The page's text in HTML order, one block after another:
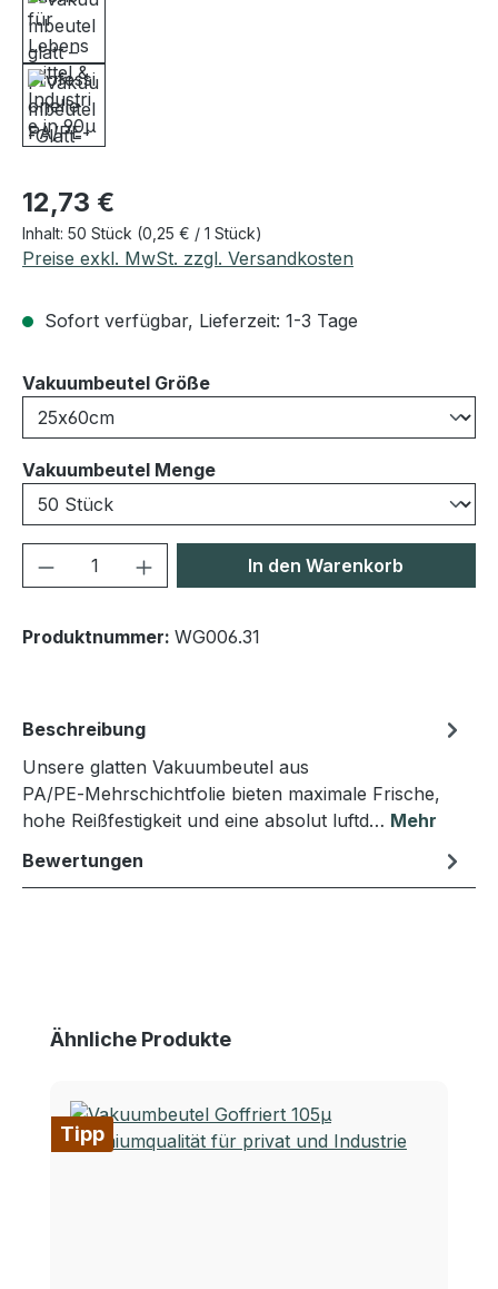
Regulärer Preis:
12,73 €
Inhalt: 50 Stück (0,25 € / 1 Stück)
Preise exkl. MwSt. zzgl. Versandkosten
Sofort verfügbar, Lieferzeit: 1-3 Tage
Vakuumbeutel Größeauswählen
Vakuumbeutel Mengeauswählen
Produkt Anzahl: Gib denIn den Warenkorb
Produktnummer: WG006.31
Beschreibung
Unsere glatten Vakuumbeutel aus
PA/PE‑Mehrschichtfolie bieten maximale Frische,
hohe Reißfestigkeit und eine absolut luftd… Mehr
Bewertungen
Produktgalerie überspringen
Ähnliche Produkte
Tipp